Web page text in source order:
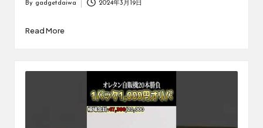
By gadgetdaiwa 2024年3月19日
Read More